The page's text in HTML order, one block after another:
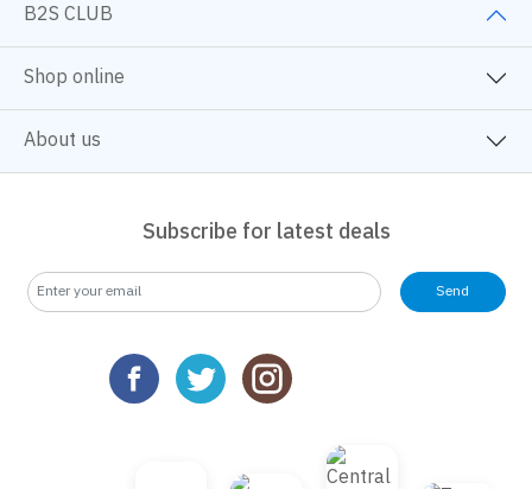
B2S CLUB
Shop online
About us
Subscribe for latest deals
We use cookies to improve your experience and performance on our
website. You can manage your preferences by clicking "Change